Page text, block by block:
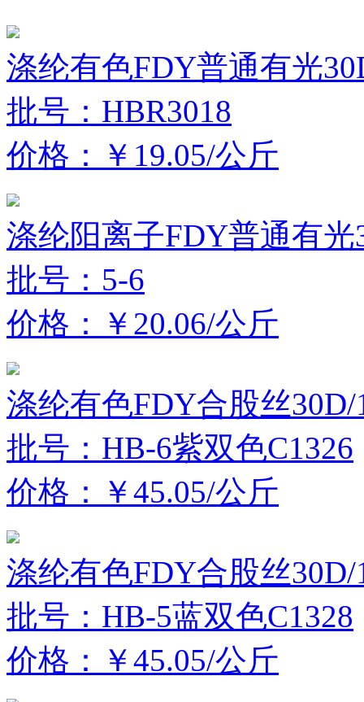
涤纶有色FDY普通有光
批号：HBR3018
价格：￥19.05/公斤
涤纶阳离子FDY普通有光
批号：5-6
价格：￥20.06/公斤
涤纶有色FDY合股丝30D/
批号：HB-6紫双色C1326
价格：￥45.05/公斤
涤纶有色FDY合股丝30D/
批号：HB-5蓝双色C1328
价格：￥45.05/公斤